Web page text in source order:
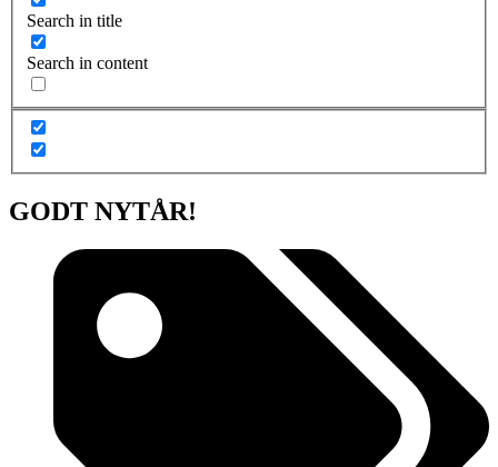
Search in title
Search in content
GODT NYTÅR!